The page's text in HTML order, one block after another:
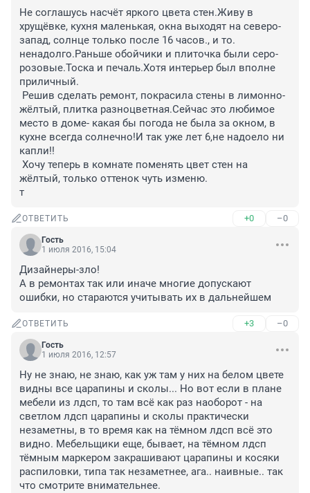
Не соглашусь насчёт яркого цвета стен.Живу в
хрущёвке, кухня маленькая, окна выходят на северо-
запад, солнце только после 16 часов., и то.
ненадолго.Раньше обойчики и плиточка были серо-
розовые.Тоска и печаль.Хотя интерьер был вполне
приличный.
Решив сделать ремонт, покрасила стены в лимонно-
жёлтый, плитка разноцветная.Сейчас это любимое
место в доме- какая бы погода не была за окном, в
кухне всегда солнечно!И так уже лет 6,не надоело ни
капли!!
Хочу теперь в комнате поменять цвет стен на
жёлтый, только оттенок чуть изменю.
т
ОТВЕТИТЬ +0 –0
Гость
1 июля 2016, 15:04
Дизайнеры-зло!
А в ремонтах так или иначе многие допускают
ошибки, но стараются учитывать их в дальнейшем
ОТВЕТИТЬ +3 –0
Гость
1 июля 2016, 12:57
Ну не знаю, не знаю, как уж там у них на белом цвете
видны все царапины и сколы... Но вот если в плане
мебели из лдсп, то там всё как раз наоборот - на
светлом лдсп царапины и сколы практически
незаметны, в то время как на тёмном лдсп всё это
видно. Мебельщики еще, бывает, на тёмном лдсп
тёмным маркером закрашивают царапины и косяки
распиловки, типа так незаметнее, ага.. наивные.. так
что смотрите внимательнее.